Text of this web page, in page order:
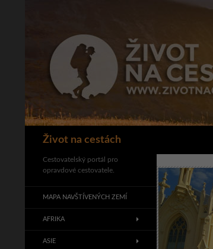
Život na cestách
Hledat
Cestovatelský portál pro
opravdové cestovatele.
MAPA NAVŠTÍVENÝCH ZEMÍ
AFRIKA
ASIE